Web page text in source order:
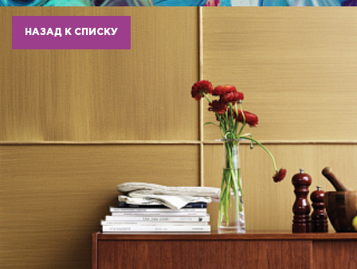
НАЗАД К СПИСКУ